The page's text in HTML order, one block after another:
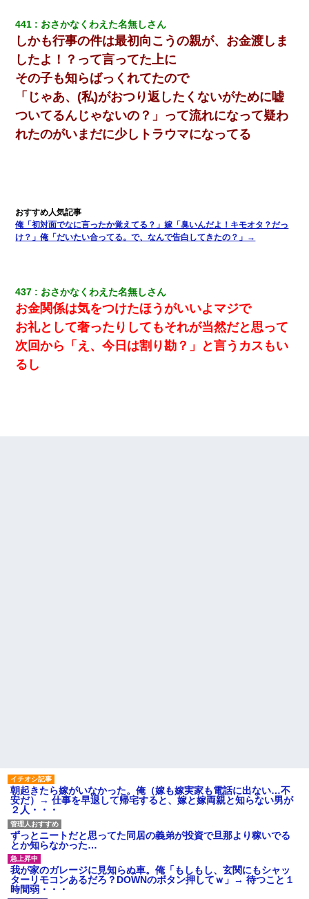
441 おさかなくわえた名無しさん
しかも行事の件は最初向こうの親が、お金渡しま
したよ！？って言ってた上に
その子も知らばっくれてたので
「じゃあ、(私)がおつり返したくないがために嘘
ついてるんじゃないの？」って流れになって疑わ
れたのがいまだに少しトラウマになってる
俺「初対面でなに言ったか覚えてる？」嫁「臭いんだよ！キモオタ？だっ
け？」俺「だいたい合ってる。で、なんで告白してきたの？」→
437 おさかなくわえた名無しさん
お金関係は気をつけたほうがいいよマジで
お礼として奢ったりしてもそれが当然だと思って
次回から「え、今日は割り勘？」と言うカスもい
るし
朝起きたら嫁がいなかった。俺（嫁も嫁実家も電話に出ない…不
安だ）→ 仕事を早退して帰宅すると、嫁と嫁両親と知らない男が
２人・・・
ずっとニートだと思ってた同居の義弟が投資で旦那より稼いでる
とか知らなかった…
我が家のガレージに見知らぬ車。俺「もしもし、玄関にもシャッ
ターリモコンあるだろ？DOWNのボタン押してｗ」→ 待つこと１
時間弱・・・